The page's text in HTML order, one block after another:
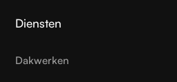
Diensten
Dakwerken